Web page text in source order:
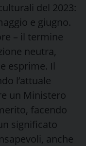
del 2023:
e giugno.
– il termine
neutra,
esprime. Il
l’attuale
un Ministero
facendo
significato
anche